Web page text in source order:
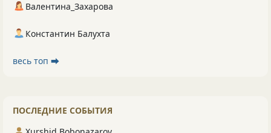
Валентина_Захарова
Константин Балухта
весь топ ⮕
ПОСЛЕДНИЕ СОБЫТИЯ